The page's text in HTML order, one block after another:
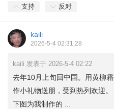
支持 反对
kaili
2026-5-4 02:31:28
kaili 发表于 2026-5-4 02:22
去年10月上旬回中国。用黄柳
作小礼物送朋，受到热列欢迎。
下图为我制作的 ...